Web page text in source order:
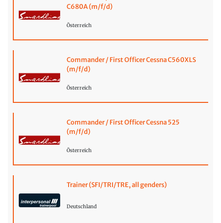
C680A (m/f/d)
Österreich
Commander / First Officer Cessna C560XLS
(m/f/d)
Österreich
Commander / First Officer Cessna 525
(m/f/d)
Österreich
Trainer (SFI/TRI/TRE, all genders)
Deutschland